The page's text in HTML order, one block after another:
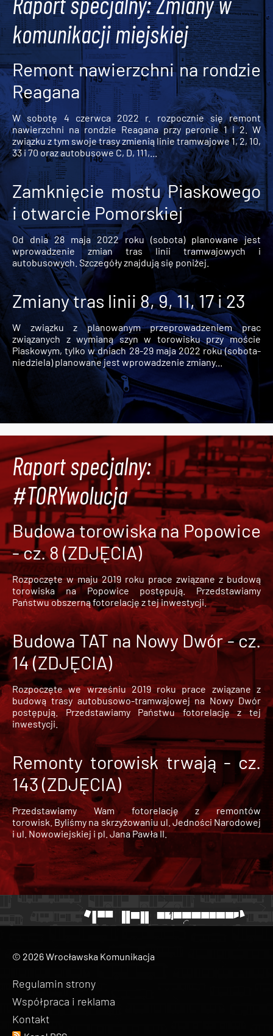
komunikacji miejskiej
Remont nawierzchni na rondzie
Reagana
W sobotę 4 czerwca 2022 r. rozpocznie się remont
nawierzchni na rondzie Reagana przy peronie 1 i 2. W
związku z tym swoje trasy zmienią linie tramwajowe 1, 2, 10,
33 i 70 oraz autobusowe C, D, 111,...
Zamknięcie mostu Piaskowego
i otwarcie Pomorskiej
Od dnia 28 maja 2022 roku (sobota) planowane jest
wprowadzenie zmian tras linii tramwajowych i
autobusowych. Szczegóły znajdują się poniżej.
Zmiany tras linii 8, 9, 11, 17 i 23
W związku z planowanym przeprowadzeniem prac
związanych z wymianą szyn w torowisku przy moście
Piaskowym, tylko w dniach 28-29 maja 2022 roku (sobota-
niedziela) planowane jest wprowadzenie zmiany...
Raport specjalny:
#TORYwolucja
Budowa torowiska na Popowice
- cz. 8 (ZDJĘCIA)
Rozpoczęte w maju 2019 roku prace związane z budową
torowiska na Popowice
postępują. Przedstawiamy
Państwu obszerną fotorelację z tej inwestycji.
Budowa TAT na Nowy Dwór - cz.
14 (ZDJĘCIA)
Rozpoczęte we wrześniu 2019 roku prace związane z
budową trasy autobusowo-tramwajowej na Nowy Dwór
postępują. Przedstawiamy Państwu fotorelację z tej
inwestycji.
Remonty torowisk trwają - cz.
143 (ZDJĘCIA)
Przedstawiamy Wam fotorelację z remontów
torowisk. Byliśmy na skrzyżowaniu ul. Jedności Narodowej
i ul. Nowowiejskiej i pl. Jana Pawła II.
© 2026 Wrocławska Komunikacja
Regulamin strony
Współpraca i reklama
Kontakt